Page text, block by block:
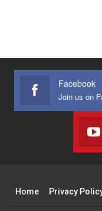
Facebook
Home Privacy